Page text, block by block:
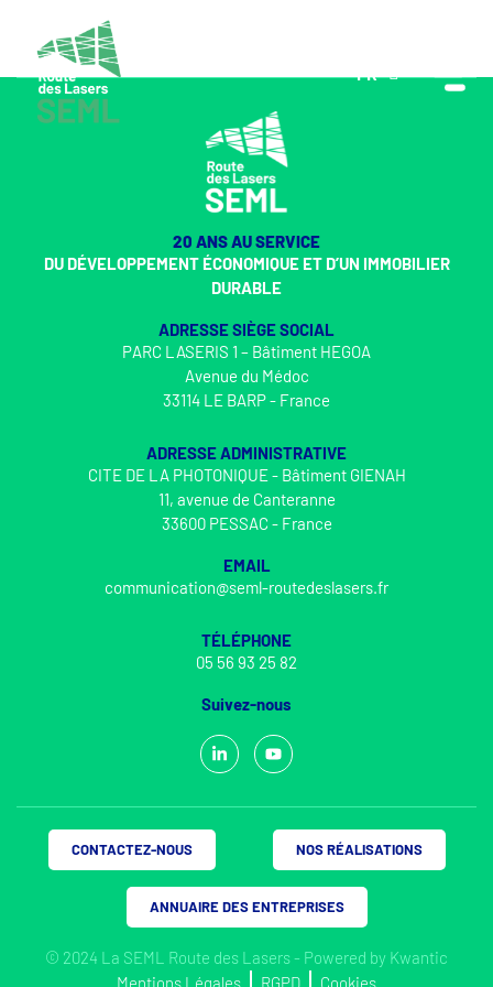
FR
EN
20 ANS AU SERVICE
DU DÉVELOPPEMENT ÉCONOMIQUE ET D’UN IMMOBILIER
DURABLE
ADRESSE SIÈGE SOCIAL
PARC LASERIS 1 – Bâtiment HEGOA
Avenue du Médoc
33114 LE BARP - France
ADRESSE ADMINISTRATIVE
CITE DE LA PHOTONIQUE - Bâtiment GIENAH
11, avenue de Canteranne
33600 PESSAC - France
EMAIL
communication@seml-routedeslasers.fr
TÉLÉPHONE
05 56 93 25 82
Suivez-nous
© 2024 La SEML Route des Lasers - Powered by Kwantic
Mentions Légales
RGPD Cookies
CONTACTEZ-NOUS NOS RÉALISATIONS
ANNUAIRE DES ENTREPRISES